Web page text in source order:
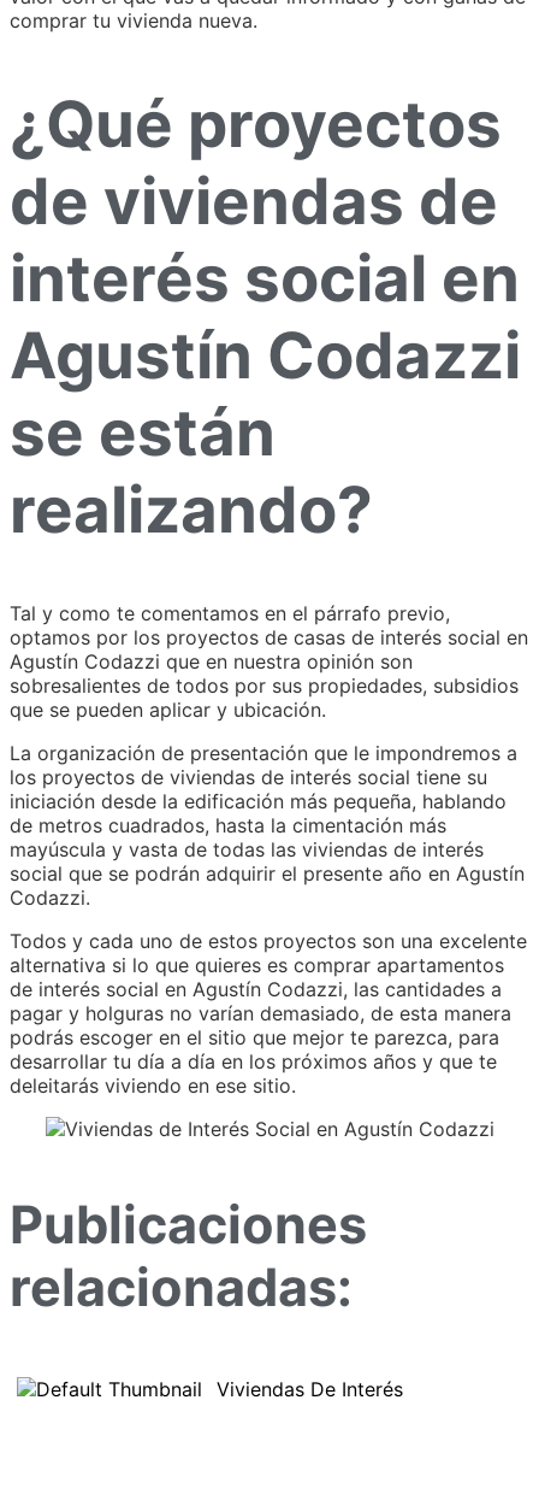
comprar tu vivienda nueva.
¿Qué proyectos
de viviendas de
interés social en
Agustín Codazzi
se están
realizando?
Tal y como te comentamos en el párrafo previo,
optamos por los proyectos de casas de interés social en
Agustín Codazzi que en nuestra opinión son
sobresalientes de todos por sus propiedades, subsidios
que se pueden aplicar y ubicación.
La organización de presentación que le impondremos a
los proyectos de viviendas de interés social tiene su
iniciación desde la edificación más pequeña, hablando
de metros cuadrados, hasta la cimentación más
mayúscula y vasta de todas las viviendas de interés
social que se podrán adquirir el presente año en Agustín
Codazzi.
Todos y cada uno de estos proyectos son una excelente
alternativa si lo que quieres es comprar apartamentos
de interés social en Agustín Codazzi, las cantidades a
pagar y holguras no varían demasiado, de esta manera
podrás escoger en el sitio que mejor te parezca, para
desarrollar tu día a día en los próximos años y que te
deleitarás viviendo en ese sitio.
Publicaciones
relacionadas:
Viviendas De Interés